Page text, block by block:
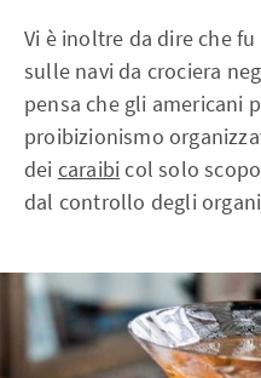
Vi è inoltre da dire che
sulle navi da crociera
pensa che gli americani
proibizionismo
dei caraibi col solo
dal controllo degli